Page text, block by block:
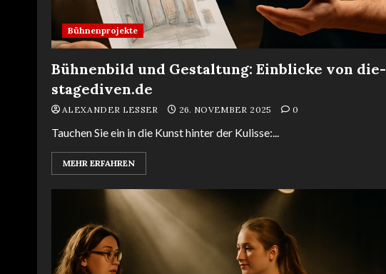
Bühnenprojekte
Bühnenbild und Gestaltung: Einblicke von die-
stagediven.de
ALEXANDER LESSER 26. NOVEMBER 2025 0
Tauchen Sie ein in die Kunst hinter der Kulisse:...
MEHR ERFAHREN